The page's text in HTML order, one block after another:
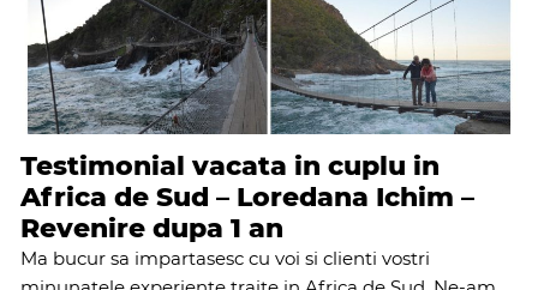
Testimonial vacata in cuplu in
Africa de Sud – Loredana Ichim –
Revenire dupa 1 an
Ma bucur sa impartasesc cu voi si clienti vostri